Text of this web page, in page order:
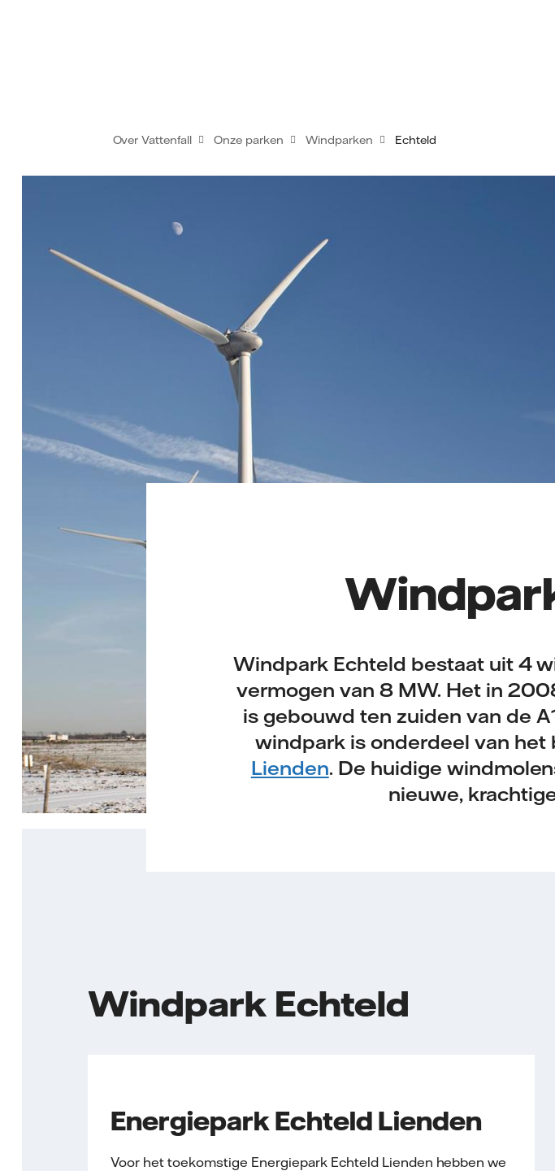
Over Vattenfall Onze parken Windparken Echteld
Windpark Echteld bestaat uit 4
vermogen van 8 MW. Het in
is gebouwd ten zuiden van de
windpark is onderdeel van het
Lienden. De huidige
nieuwe,
Windpark Echteld
Energiepark Echteld Lienden
Voor het toekomstige Energiepark Echteld Lienden hebben we